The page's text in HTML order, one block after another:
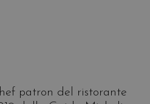
patron del ristorante